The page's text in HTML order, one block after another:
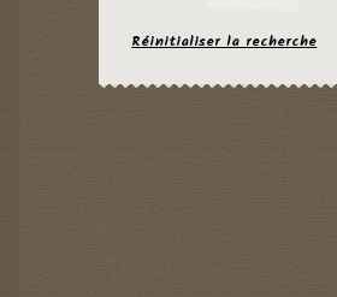
Réinitialiser la recherche